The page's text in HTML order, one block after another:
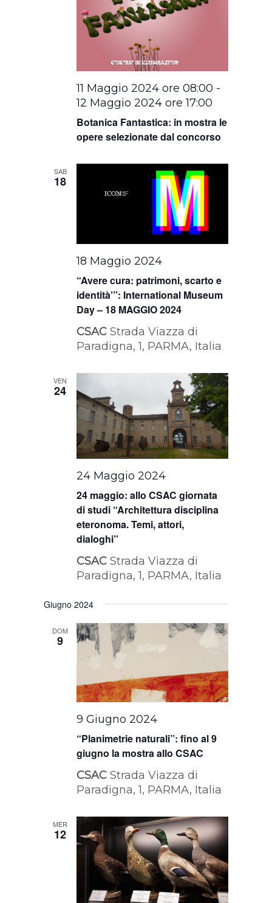
Botanica Fantastica: in mostra le
opere selezionate dal concorso
11 Maggio 2024 ore 08:00 -
12 Maggio 2024 ore 17:00
SAB
18
“Avere cura: patrimoni, scarto e
identità’”: International Museum
Day – 18 MAGGIO 2024
18 Maggio 2024
CSACStrada Viazza di
Paradigna, 1, PARMA, Italia
VEN
24
24 maggio: allo CSAC giornata
di studi “Architettura disciplina
eteronoma. Temi, attori,
dialoghi”
24 Maggio 2024
CSACStrada Viazza di
Paradigna, 1, PARMA, Italia
Giugno 2024
DOM
9
“Planimetrie naturali”: fino al 9
giugno la mostra allo CSAC
9 Giugno 2024
CSACStrada Viazza di
Paradigna, 1, PARMA, Italia
MER
12